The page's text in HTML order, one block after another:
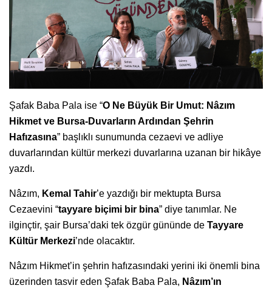
Şafak Baba Pala ise “O Ne Büyük Bir Umut: Nâzım
Hikmet ve Bursa-Duvarların Ardından Şehrin
Hafızasına” başlıklı sunumunda cezaevi ve adliye
duvarlarından kültür merkezi duvarlarına uzanan bir hikâye
yazdı.
Nâzım, Kemal Tahir’e yazdığı bir mektupta Bursa
Cezaevini “tayyare biçimi bir bina” diye tanımlar. Ne
ilginçtir, şair Bursa’daki tek özgür gününde de Tayyare
Kültür Merkezi’nde olacaktır.
Nâzım Hikmet’in şehrin hafızasındaki yerini iki önemli bina
üzerinden tasvir eden Şafak Baba Pala, Nâzım’ın